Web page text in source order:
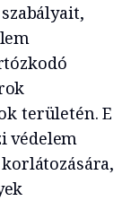
területén. E
védelem